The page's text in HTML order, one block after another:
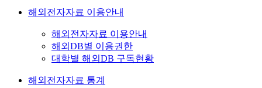
해외전자자료 이용안내
해외전자자료 이용안내
해외DB별 이용권한
대학별 해외DB 구독현황
해외전자자료 통계